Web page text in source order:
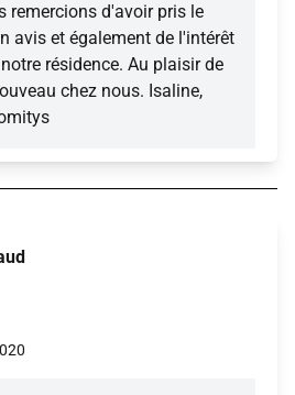
remercions d'avoir pris le
avis et également de l'intérêt
résidence. Au plaisir de
chez nous. Isaline,